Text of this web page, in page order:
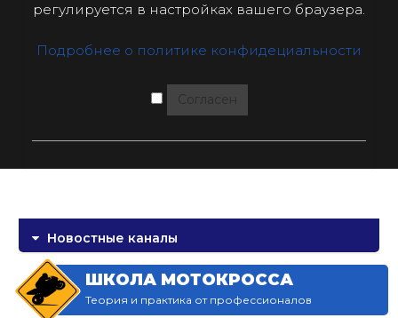
регулируется в настройках вашего браузера.
Подробнее о политике конфидециальности
Согласен
Новостные каналы
ШКОЛА МОТОКРОССА
Теория и практика от профессионалов